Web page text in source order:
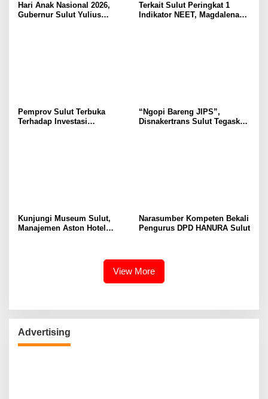
Hari Anak Nasional 2026,
Gubernur Sulut Yulius
Terkait Sulut Peringkat 1
Indikator NEET, Magdalena
Pemprov Sulut Terbuka
Terhadap Investasi
“Ngopi Bareng JIPS”,
Disnakertrans Sulut Tegaskan
Kunjungi Museum Sulut,
Manajemen Aston Hotel
Narasumber Kompeten Bekali
Pengurus DPD HANURA Sulut
View More
Advertising